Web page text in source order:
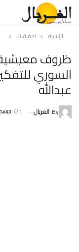
الرئيسية تحقيقات
ظروف
السوري
عبدالله
By الغربال On ديسمبر